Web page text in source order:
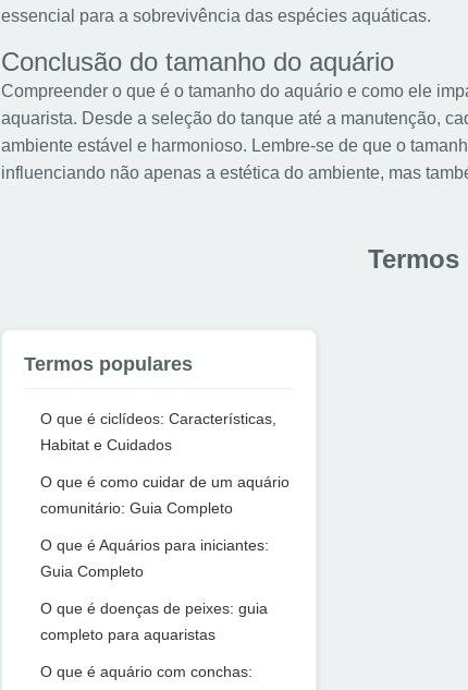
essencial para a sobrevivência das espécies aquáticas.
Conclusão do tamanho do aquário
Compreender o que é o tamanho do aquário e como ele
aquarista. Desde a seleção do tanque até a manutenção,
ambiente estável e harmonioso. Lembre-se de que o
influenciando não apenas a estética do ambiente, mas
Termos populares
O que é ciclídeos: Características,
Habitat e Cuidados
O que é como cuidar de um aquário
comunitário: Guia Completo
O que é Aquários para iniciantes:
Guia Completo
O que é doenças de peixes: guia
completo para aquaristas
O que é aquário com conchas: